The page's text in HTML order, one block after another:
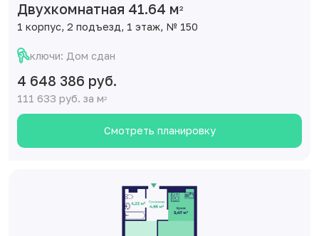
Двухкомнатная 41.64 м2
1 корпус, 2 подъезд, 1 этаж, № 150
ключи: Дом сдан
4 648 386 руб.
111 633 руб. за м2
Смотреть планировку